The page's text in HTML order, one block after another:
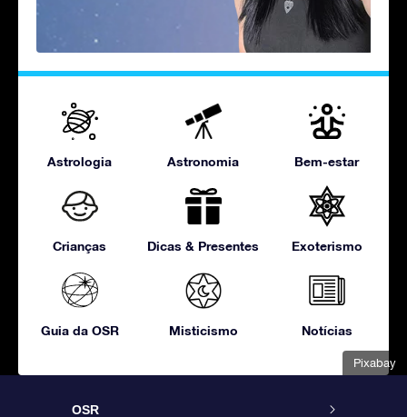
Pixabay
Astrologia Astronomia Bem-estar
Crianças Dicas & Presentes Exoterismo
Guia da OSR Misticismo Notícias
OSR